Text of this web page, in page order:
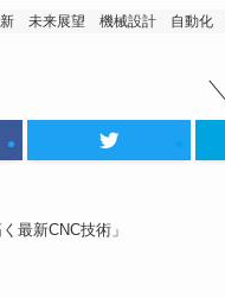
未来展望 機械設計 自動化
最新CNC技術」